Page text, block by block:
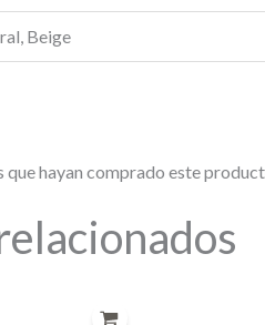
Beige
hayan comprado este